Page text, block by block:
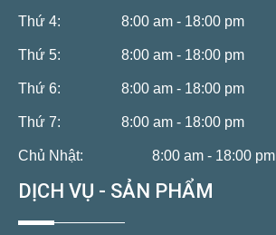
Thứ 4: 8:00 am - 18:00 pm
Thứ 5: 8:00 am - 18:00 pm
Thứ 6: 8:00 am - 18:00 pm
Thứ 7: 8:00 am - 18:00 pm
Chủ Nhật: 8:00 am - 18:00 pm
DỊCH VỤ - SẢN PHẨM